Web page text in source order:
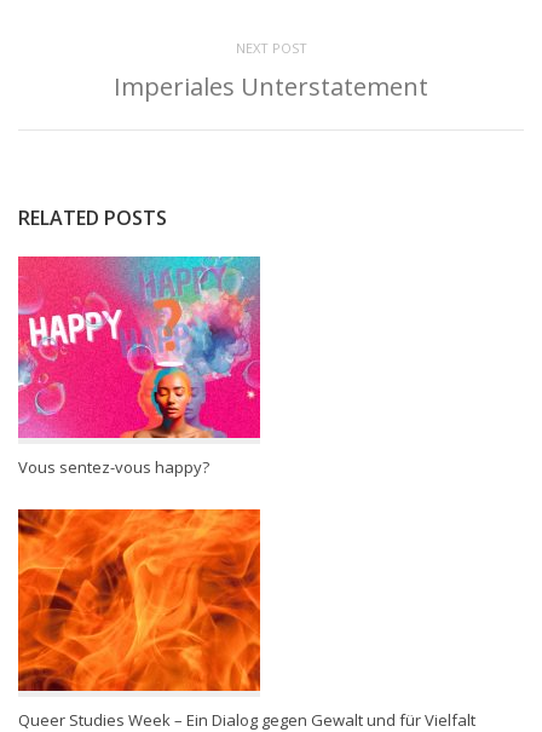
NEXT POST
Imperiales Unterstatement
RELATED POSTS
Vous sentez-vous happy?
Queer Studies Week – Ein Dialog gegen Gewalt und für Vielfalt